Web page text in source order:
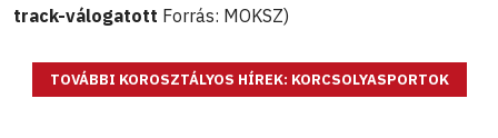
track-válogatott Forrás: MOKSZ)
TOVÁBBI KOROSZTÁLYOS HÍREK: KORCSOLYASPORTOK